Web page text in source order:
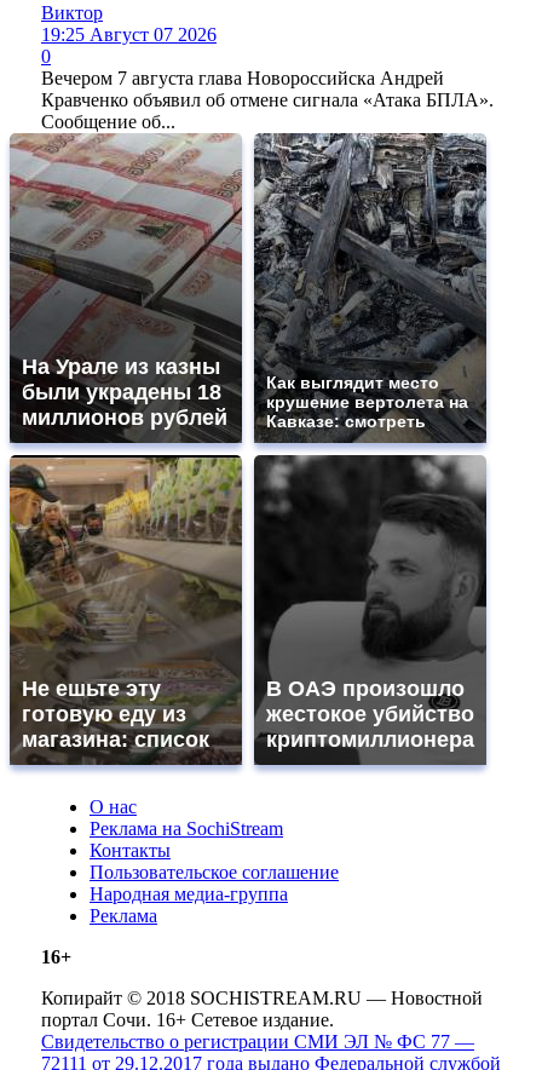
Виктор
19:25 Август 07 2026
0
Вечером 7 августа глава Новороссийска Андрей
Кравченко объявил об отмене сигнала «Атака БПЛА».
Сообщение об...
На Урале из казны
были украдены 18
миллионов рублей
Как выглядит место
крушение вертолета на
Кавказе: смотреть
Не ешьте эту
готовую еду из
магазина: список
В ОАЭ произошло
жестокое убийство
криптомиллионера
О нас
Реклама на SochiStream
Контакты
Пользовательское соглашение
Народная медиа-группа
Реклама
16+
Копирайт © 2018 SOCHISTREAM.RU — Новостной
портал Сочи. 16+ Сетевое издание.
Свидетельство о регистрации СМИ ЭЛ № ФС 77 —
72111 от 29.12.2017 года выдано Федеральной службой